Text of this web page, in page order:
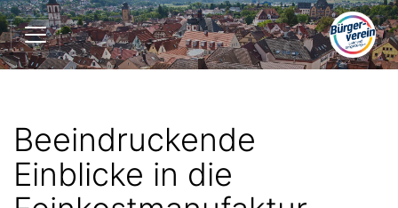
Zum
Inhalt
springen
Bürgerverein
Lohr
und
e.V.Beeindruckende
Einblicke in die